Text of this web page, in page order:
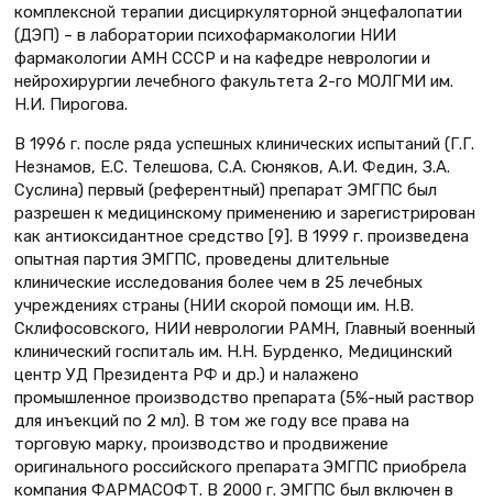
комплексной терапии дисциркуляторной энцефалопатии
(ДЭП) – в лаборатории психофармакологии НИИ
фармакологии АМН СССР и на кафедре неврологии и
нейрохирургии лечебного факультета 2-го МОЛГМИ им.
Н.И. Пирогова.
В 1996 г. после ряда успешных клинических испытаний (Г.Г.
Незнамов, Е.С. Телешова, С.А. Сюняков, А.И. Федин, З.А.
Суслина) первый (референтный) препарат ЭМГПС был
разрешен к медицинскому применению и зарегистрирован
как антиоксидантное средство [9]. В 1999 г. произведена
опытная партия ЭМГПС, проведены длительные
клинические исследования более чем в 25 лечебных
учреждениях страны (НИИ скорой помощи им. Н.В.
Склифосовского, НИИ неврологии РАМН, Главный военный
клинический госпиталь им. Н.Н. Бурденко, Медицинский
центр УД Президента РФ и др.) и налажено
промышленное производство препарата (5%-ный раствор
для инъекций по 2 мл). В том же году все права на
торговую марку, производство и продвижение
оригинального российского препарата ЭМГПС приобрела
компания ФАРМАСОФТ. В 2000 г. ЭМГПС был включен в